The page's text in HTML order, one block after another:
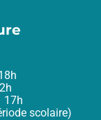
17h
scolaire)